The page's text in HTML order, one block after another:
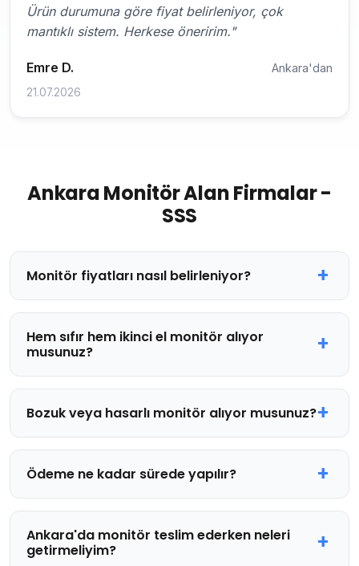
Ürün durumuna göre fiyat belirleniyor, çok
mantıklı sistem. Herkese öneririm."
Emre D. Ankara'dan
21.07.2026
Ankara Monitör Alan Firmalar -
SSS
Monitör fiyatları nasıl belirleniyor?
Hem sıfır hem ikinci el monitör alıyor
musunuz?
Bozuk veya hasarlı monitör alıyor musunuz?
Ödeme ne kadar sürede yapılır?
Ankara'da monitör teslim ederken neleri
getirmeliyim?